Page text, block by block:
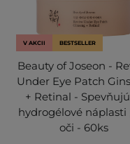
V AKCII BESTSELLER
Beauty of Joseon -
Under Eye Patch
+ Retinal -
hydrogélové náplasti
oči - 60ks